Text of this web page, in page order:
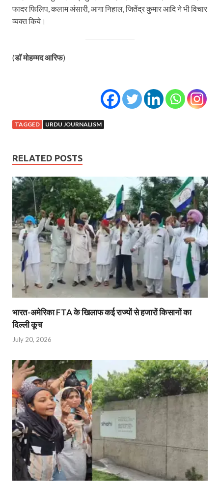
फादर फिलिप, कलाम अंसारी, आगा निहाल, जितेंद्र कुमार आदि ने भी विचार
व्यक्त किये।
(डॉ मोहम्मद आरिफ)
TAGGED URDU JOURNALISM
RELATED POSTS
भारत-अमेरिका FTA के खिलाफ कई राज्यों से हजारों किसानों का
दिल्ली कूच
July 20, 2026